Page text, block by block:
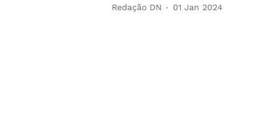
Redação DN 01 Jan 2024